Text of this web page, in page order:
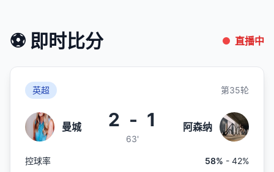
⚽ 即时比分 直播中
英超 第35轮
曼城 2 - 1
63'
阿森纳
控球率 58% - 42%